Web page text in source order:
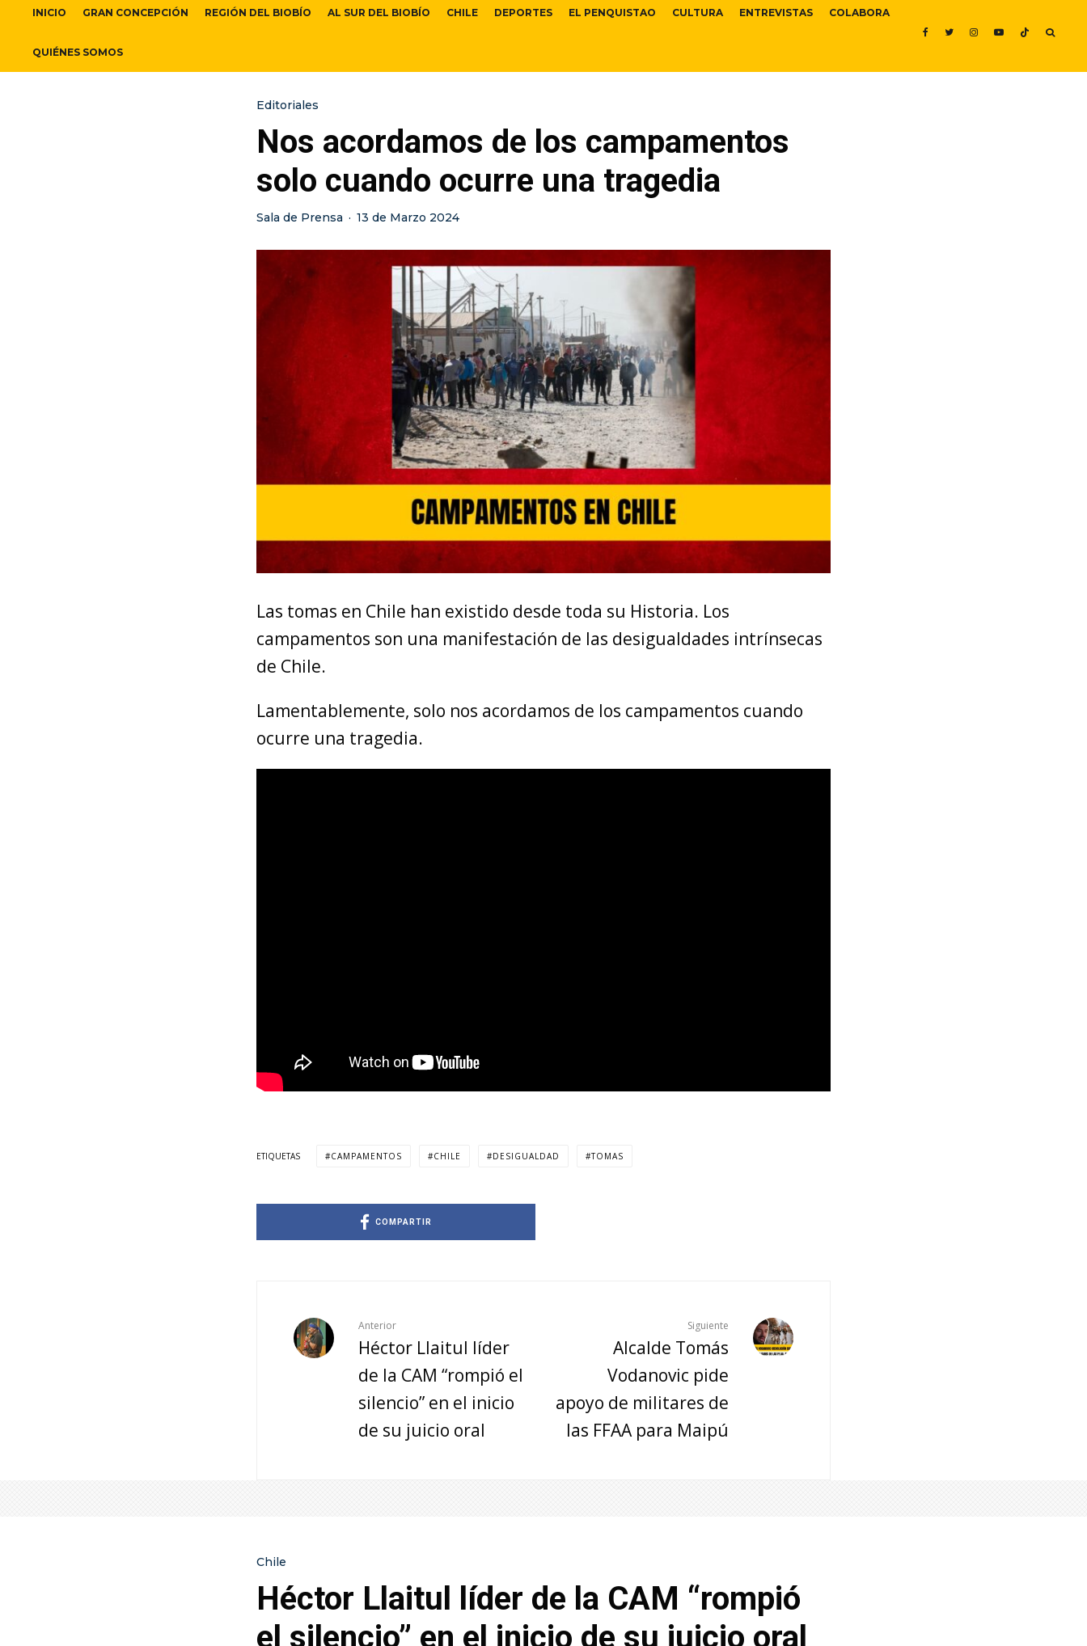
INICIO GRAN CONCEPCIÓN REGIÓN DEL BIOBÍO AL SUR DEL BIOBÍO CHILE DEPORTES EL PENQUISTAO CULTURA ENTREVISTAS COLABORA
QUIÉNES SOMOS
Editoriales
Nos acordamos de los campamentos
solo cuando ocurre una tragedia
Sala de Prensa · 13 de Marzo 2024
Las tomas en Chile han existido desde toda su Historia. Los
campamentos son una manifestación de las desigualdades intrínsecas
de Chile.
Lamentablemente, solo nos acordamos de los campamentos cuando
ocurre una tragedia.
ETIQUETAS CAMPAMENTOS CHILE DESIGUALDAD TOMAS
COMPARTIR
Anterior
Héctor Llaitul líder
de la CAM “rompió el
silencio” en el inicio
de su juicio oral
Siguiente
Alcalde Tomás
Vodanovic pide
apoyo de militares de
las FFAA para Maipú
Chile
Héctor Llaitul líder de la CAM “rompió
el silencio” en el inicio de su juicio oral